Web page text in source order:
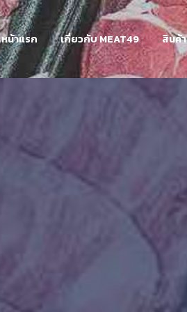
หน้าแรก เกี่ยวกับ MEAT49 สินค้า